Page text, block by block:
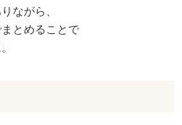
ながら、
とめることで